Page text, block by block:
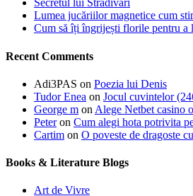
Secretul lui Stradivari
Lumea jucăriilor magnetice cum
Cum să îți îngrijești florile pentru a
Recent Comments
Adi3PAS on Poezia lui Denis
Tudor Enea on Jocul cuvintelor
George m on Alege Netbet casino
Peteron Cum alegi hota potrivita
Cartim on O poveste de dragoste
Books & Literature Blogs
Art de Vivre